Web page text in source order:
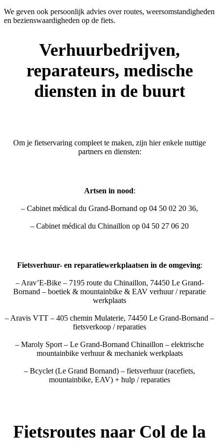
We geven ook persoonlijk advies over routes, weersomstandigheden
en bezienswaardigheden op de fiets.
Verhuurbedrijven,
reparateurs, medische
diensten in de buurt
Om je fietservaring compleet te maken, zijn hier enkele nuttige
partners en diensten:
Artsen in nood:
– Cabinet médical du Grand-Bornand op 04 50 02 20 36,
– Cabinet médical du Chinaillon op 04 50 27 06 20
Fietsverhuur- en reparatiewerkplaatsen in de omgeving:
– Arav’E-Bike – 7195 route du Chinaillon, 74450 Le Grand-
Bornand – boetiek & mountainbike & EAV verhuur / reparatie
werkplaats
– Aravis VTT – 405 chemin Mulaterie, 74450 Le Grand-Bornand –
fietsverkoop / reparaties
– Maroly Sport – Le Grand-Bornand Chinaillon – elektrische
mountainbike verhuur & mechaniek werkplaats
– Bcyclet (Le Grand Bornand) – fietsverhuur (racefiets,
mountainbike, EAV) + hulp / reparaties
Fietsroutes naar Col de la